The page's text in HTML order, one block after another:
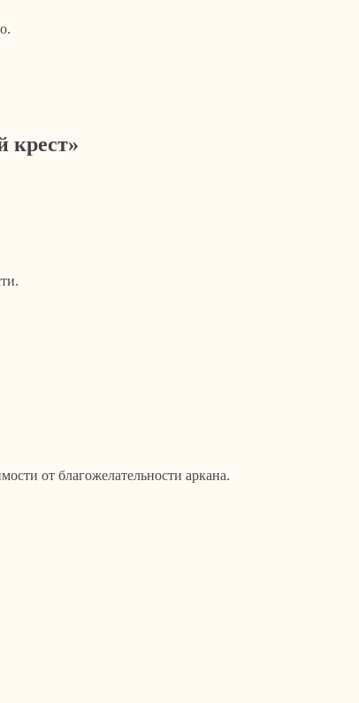
крест»
от благожелательности аркана.